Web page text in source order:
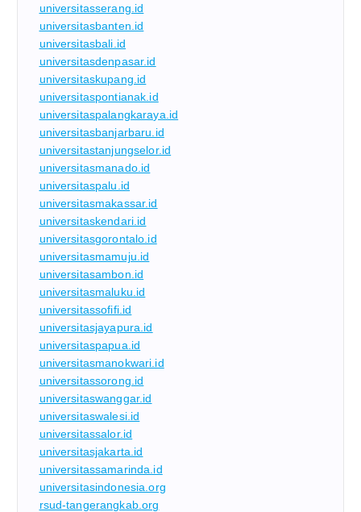
universitasserang.id
universitasbanten.id
universitasbali.id
universitasdenpasar.id
universitaskupang.id
universitaspontianak.id
universitaspalangkaraya.id
universitasbanjarbaru.id
universitastanjungselor.id
universitasmanado.id
universitaspalu.id
universitasmakassar.id
universitaskendari.id
universitasgorontalo.id
universitasmamuju.id
universitasambon.id
universitasmaluku.id
universitassofifi.id
universitasjayapura.id
universitaspapua.id
universitasmanokwari.id
universitassorong.id
universitaswanggar.id
universitaswalesi.id
universitassalor.id
universitasjakarta.id
universitassamarinda.id
universitasindonesia.org
rsud-tangerangkab.org